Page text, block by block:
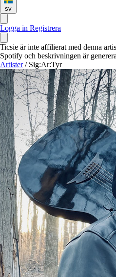
sv
Logga in Registrera
Ticsie är inte affilierat med denna
Spotify och beskrivningen är
Artister / Sig:Ar:Tyr